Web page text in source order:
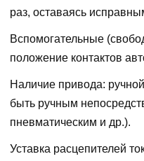
раз, оставаясь
Вспомогательные
положение контактов
Наличие привода: ручной
быть ручным
пневматическим и др.).
Уставка расцепителей